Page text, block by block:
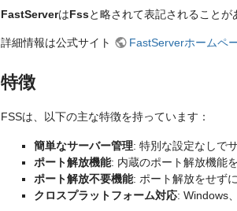
FastServerはFssと略されて表記されることが
詳細情報は公式サイト FastServerホームペ
特徴
FSSは、以下の主な特徴を持っています：
簡単なサーバー管理: 特別な設定なしで
ポート解放機能: 内蔵のポート解放機能
ポート解放不要機能: ポート解放をせずに
クロスプラットフォーム対応: Windows